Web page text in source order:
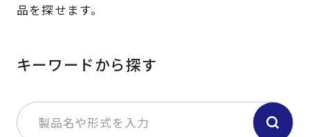
品を探せます。
キーワードから探す